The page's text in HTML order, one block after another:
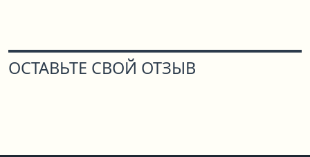
ОСТАВЬТЕ СВОЙ ОТЗЫВ